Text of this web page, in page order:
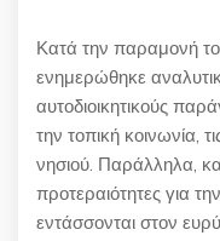
Κατά την παραμονή
ενημερώθηκε
αυτοδιοικητικούς
την τοπική κοινωνία,
νησιού. Παράλληλα,
προτεραιότητες για
εντάσσονται στον